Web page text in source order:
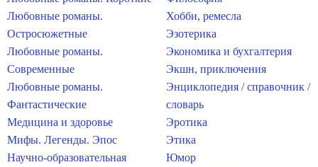
Любовные романы.
Остросюжетные
Любовные романы.
Современные
Любовные романы.
Фантастические
Медицина и здоровье
Мифы. Легенды. Эпос
Научно-образовательная
Хобби, ремесла
Эзотерика
Экономика и бухгалтерия
Экшн, приключения
Энциклопедия / справочник /
словарь
Эротика
Этика
Юмор